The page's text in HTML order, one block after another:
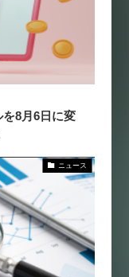
8月6日に変
ニュース